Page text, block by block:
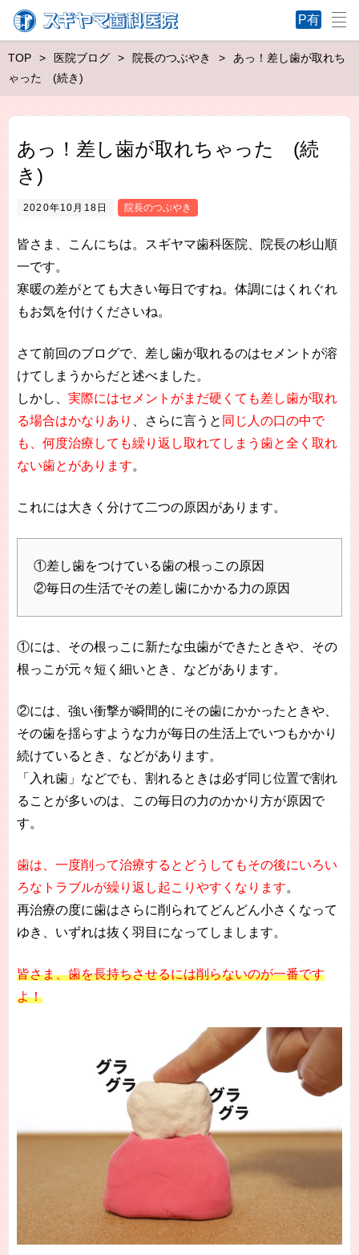
TOP 医院ブログ 院長のつぶやき
あっ！差し歯が取れち
ゃった (続き)
あっ！差し歯が取れちゃった (続
き)
2020年10月18日 院長のつぶやき
皆さま、こんにちは。スギヤマ歯科医院、院長の杉山順
一です。
寒暖の差がとても大きい毎日ですね。体調にはくれぐれ
もお気を付けくださいね。
さて前回のブログで、差し歯が取れるのはセメントが溶
けてしまうからだと述べました。
しかし、 実際にはセメントがまだ硬くても差し歯が取れ
る場合はかなりあり
、さらに言うと 同じ人の口の中で
も、何度治療しても繰り返し取れてしまう歯と全く取れ
ない歯とがあります。
これには大きく分けて二つの原因があります。
①差し歯をつけている歯の根っこの原因
②毎日の生活でその差し歯にかかる力の原因
①には、その根っこに新たな虫歯ができたときや、その
根っこが元々短く細いとき、などがあります。
②には、強い衝撃が瞬間的にその歯にかかったときや、
その歯を揺らすような力が毎日の生活上でいつもかかり
続けているとき、などがあります。
「入れ歯」などでも、割れるときは必ず同じ位置で割れ
ることが多いのは、この毎日の力のかかり方が原因で
す。
歯は、一度削って治療するとどうしてもその後にいろい
ろなトラブルが繰り返し起こりやすくなります。
再治療の度に歯はさらに削られてどんどん小さくなって
ゆき、いずれは抜く羽目になってしまします。
皆さま、歯を長持ちさせるには削らないのが一番です
よ！